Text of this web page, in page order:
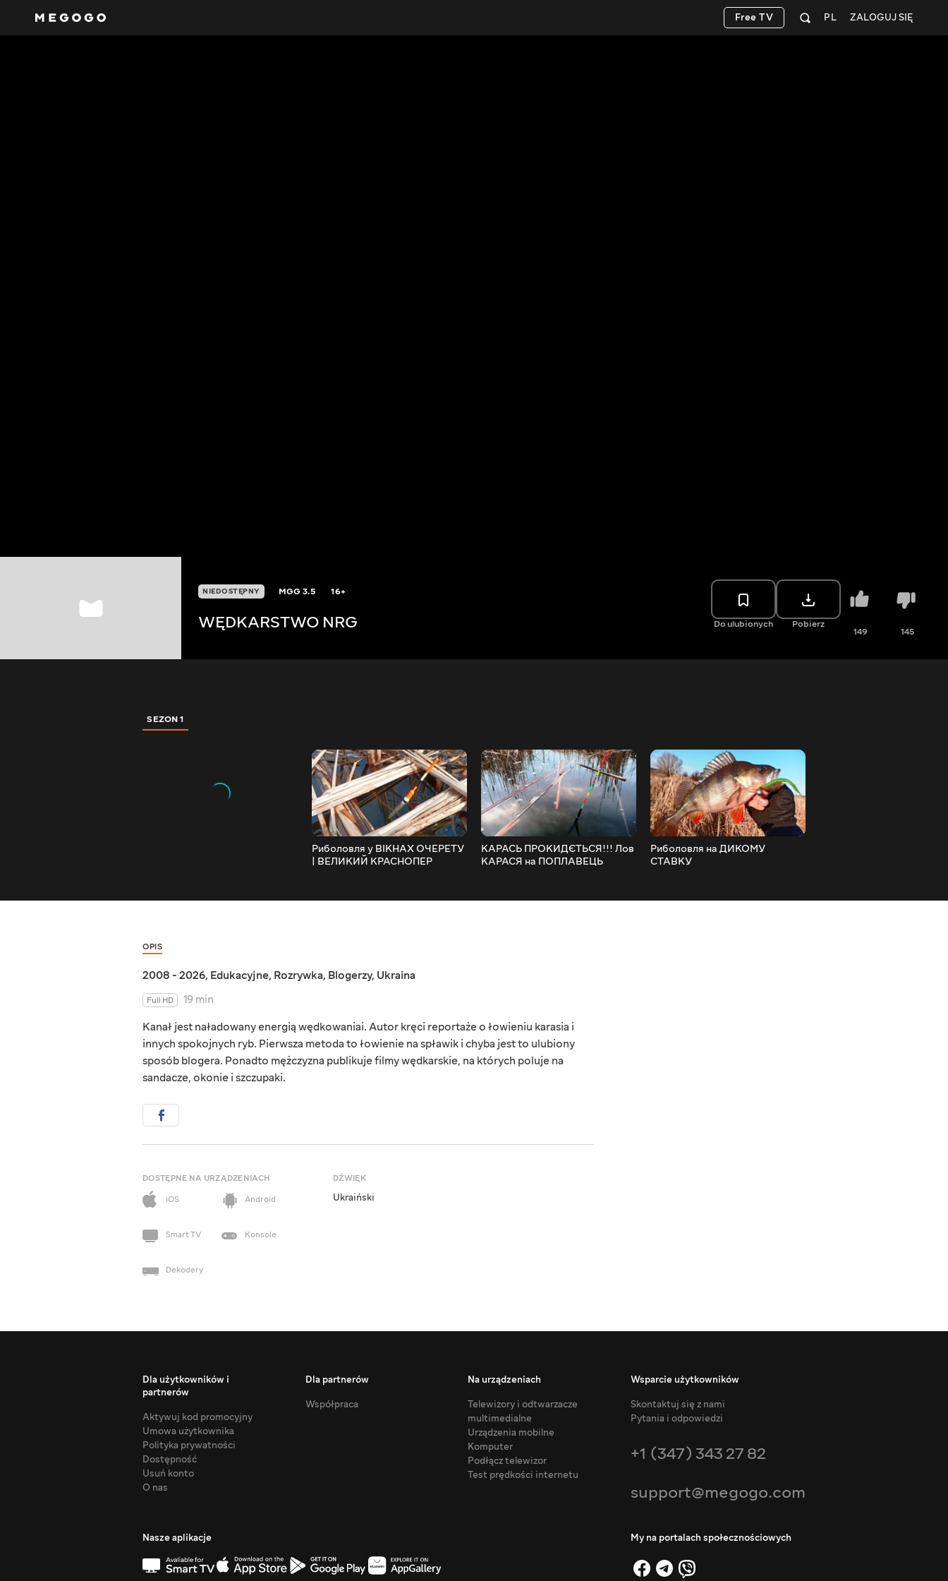
ZALOGUJ SIĘ
PL
Free TV
NIEDOSTĘPNY MGG3.5 16+
WĘDKARSTWO NRG Do ulubionych Pobierz
149 145
SEZON 1
Риболовля у ВІКНАХ ОЧЕРЕТУ
| ВЕЛИКИЙ КРАСНОПЕР
КАРАСЬ ПРОКИДЄТЬСЯ!!! Лов
КАРАСЯ на ПОПЛАВЕЦЬ
Риболовля на ДИКОМУ
СТАВКУ
OPIS
2008 - 2026, Edukacyjne, Rozrywka, Blogerzy, Ukraina
Full HD
19 min
Kanał jest naładowany energią wędkowaniai. Autor kręci reportaże o łowieniu karasia i
innych spokojnych ryb. Pierwsza metoda to łowienie na spławik i chyba jest to ulubiony
sposób blogera. Ponadto mężczyzna publikuje filmy wędkarskie, na których poluje na
sandacze, okonie i szczupaki.
DOSTĘPNE NA URZĄDZENIACH
iOS
Android
Smart TV Konsole
Dekodery
DŹWIĘK
Ukraiński
Dla użytkowników i
partnerów
Aktywuj kod promocyjny
Umowa użytkownika
Polityka prywatności
Dostępność
Usuń konto
O nas
Dla partnerów
Współpraca
Na urządzeniach
Telewizory i odtwarzacze
multimedialne
Urządzenia mobilne
Komputer
Podłącz telewizor
Test prędkości internetu
Wsparcie użytkowników
Skontaktuj się z nami
Pytania i odpowiedzi
+1 (347) 343 27 82
support@megogo.com
Nasze aplikacje My na portalach społecznościowych